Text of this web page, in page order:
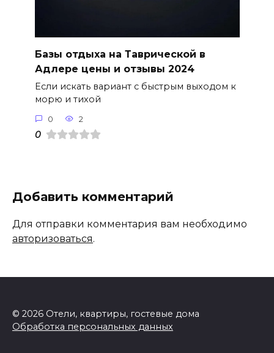
Базы отдыха на Таврической в
Адлере цены и отзывы 2024
Если искать вариант с быстрым выходом к
морю и тихой
0 2
0
Добавить комментарий
Для отправки комментария вам необходимо
авторизоваться.
© 2026 Отели, квартиры, гостевые дома
Обработка персональных данных